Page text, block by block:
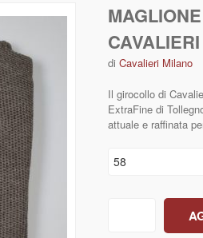
di Cavalieri Milano
Il girocollo di
ExtraFine di
attuale e raffinata